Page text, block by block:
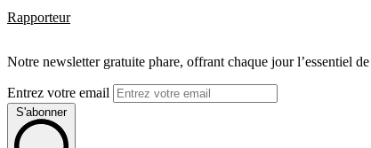
Rapporteur
Notre newsletter gratuite phare, offrant chaque jour l’essentiel
Entrez votre email
S'abonner